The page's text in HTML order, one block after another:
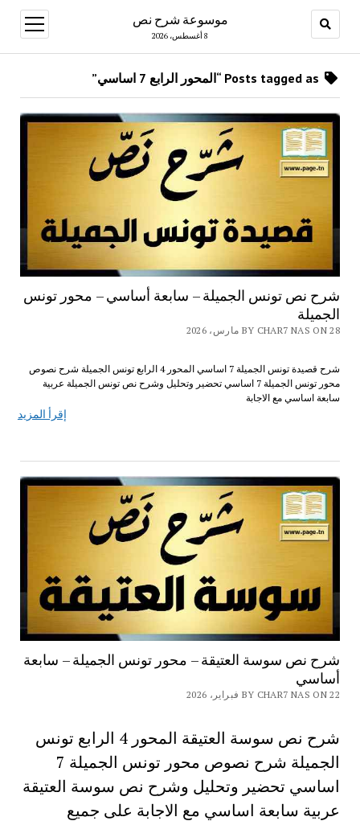
موسوعة شرح نص
8 أغسطس، 2026
open
menu
شرح نص تونس الجميلة – سابعة أساسي – محور تونس
الجميلة
BY CHAR7 NAS ON 28 مارس، 2026
شرح قصيدة تونس الجميلة 7 اساسي المحور 4 الرابع تونس الجميلة شرح نصوص
محور تونس الجميلة 7 اساسي تحضير وتحليل وشرح نص تونس الجميلة عربية
سابعة اساسي مع الاجابة
إقرأ المزيد
شرح نص سوسة العتيقة – محور تونس الجميلة – سابعة
أساسي
BY CHAR7 NAS ON 22 فبراير، 2026
شرح نص سوسة العتيقة المحور 4 الرابع تونس
الجميلة شرح نصوص محور تونس الجميلة 7
اساسي تحضير وتحليل وشرح نص سوسة العتيقة
عربية سابعة اساسي مع الاجابة على جميع